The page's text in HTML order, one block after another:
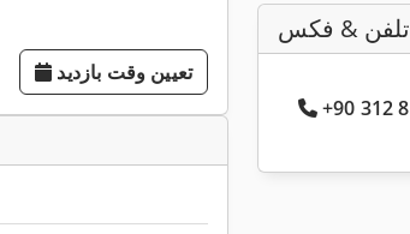
تعیین وقت بازدید
تلفن & فکس